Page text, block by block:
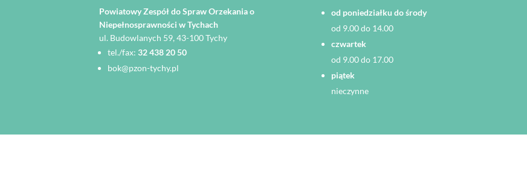
Powiatowy Zespół do Spraw Orzekania o
Niepełnosprawności w Tychach
ul. Budowlanych 59, 43-100 Tychy
tel./fax:32 438 20 50
bok@pzon-tychy.pl
od poniedziałku do środy
od 9.00 do 14.00
czwartek
od 9.00 do 17.00
piątek
nieczynne